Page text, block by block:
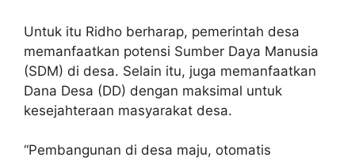
Untuk itu Ridho berharap, pemerintah desa
memanfaatkan potensi Sumber Daya Manusia
(SDM) di desa. Selain itu, juga memanfaatkan
Dana Desa (DD) dengan maksimal untuk
kesejahteraan masyarakat desa.
“Pembangunan di desa maju, otomatis